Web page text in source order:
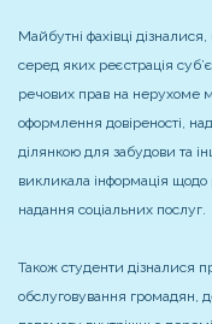
Майбутні фахівці
серед яких реєстрація
речових прав на нерухоме
оформлення довіреності,
ділянкою для забудови та
викликала інформація щодо
надання соціальних послуг.
Також студенти дізналися
обслуговування громадян,